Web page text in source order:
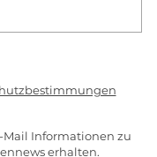
Mail Informationen zu
erhalten.